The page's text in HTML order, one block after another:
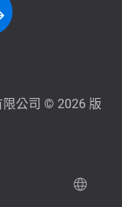
限公司 © 2026 版